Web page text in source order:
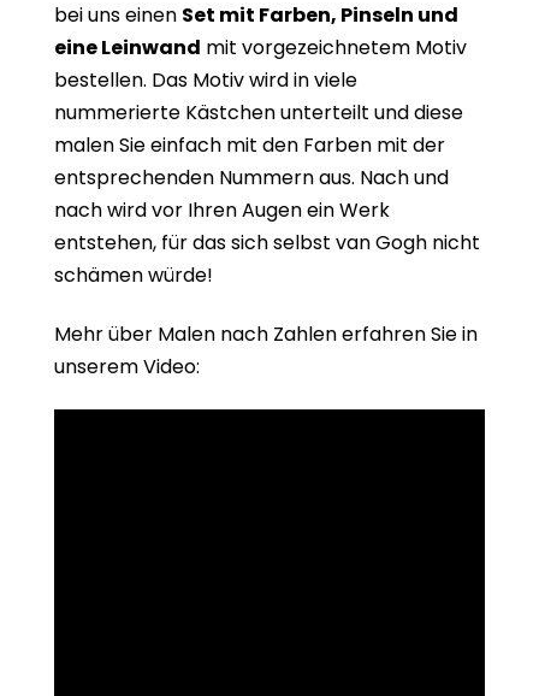
bei uns einen Set mit Farben, Pinseln und
eine Leinwand mit vorgezeichnetem Motiv
bestellen. Das Motiv wird in viele
nummerierte Kästchen unterteilt und diese
malen Sie einfach mit den Farben mit der
entsprechenden Nummern aus. Nach und
nach wird vor Ihren Augen ein Werk
entstehen, für das sich selbst van Gogh nicht
schämen würde!
Mehr über Malen nach Zahlen erfahren Sie in
unserem Video: